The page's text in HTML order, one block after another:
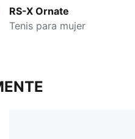
RS-X Ornate
Tenis para mujer